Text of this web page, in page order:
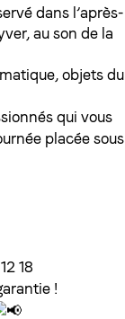
dans l’après-
au son de la
objets du
qui vous
placée sous
18
!